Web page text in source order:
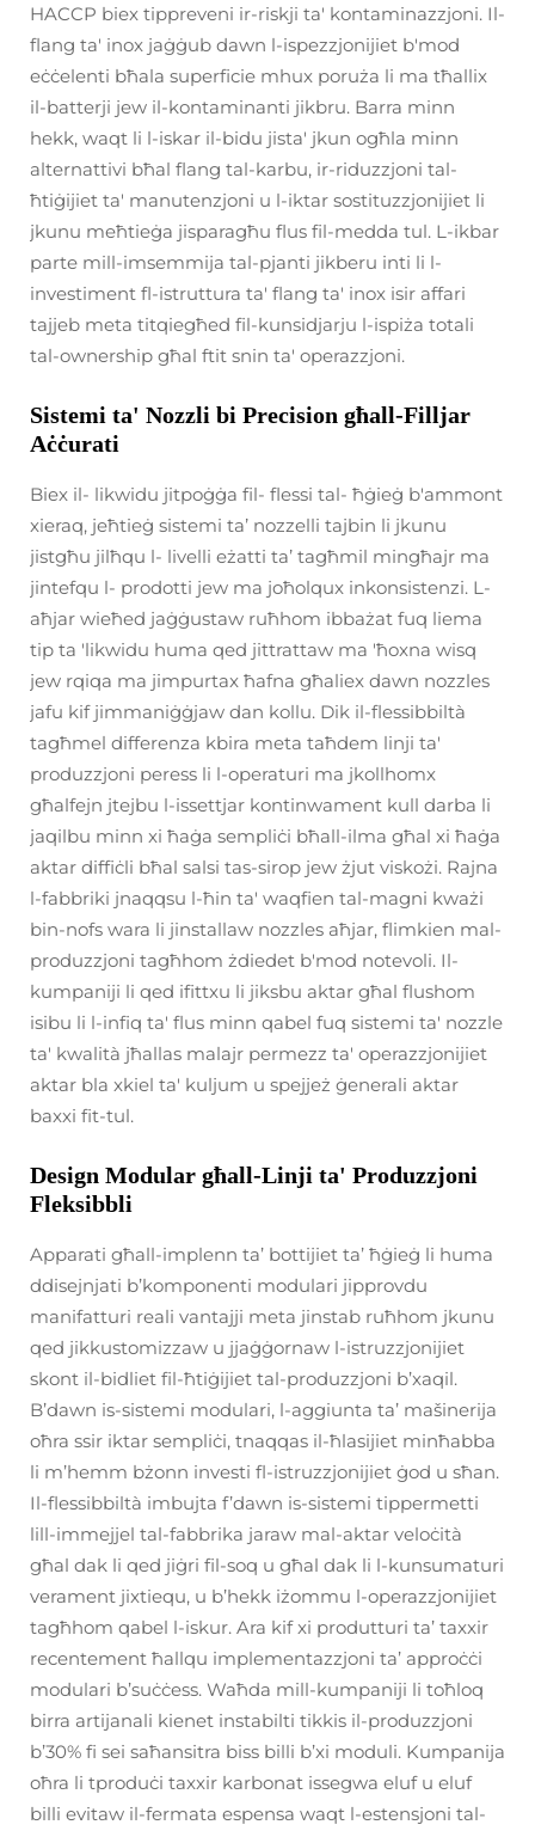
HACCP biex tippreveni ir-riskji ta' kontaminazzjoni. Il-
flang ta' inox jaġġub dawn l-ispezzjonijiet b'mod
eċċelenti bħala superficie mhux poruża li ma tħallix
il-batterji jew il-kontaminanti jikbru. Barra minn
hekk, waqt li l-iskar il-bidu jista' jkun ogħla minn
alternattivi bħal flang tal-karbu, ir-riduzzjoni tal-
ħtiġijiet ta' manutenzjoni u l-iktar sostituzzjonijiet li
jkunu meħtieġa jisparagħu flus fil-medda tul. L-ikbar
parte mill-imsemmija tal-pjanti jikberu inti li l-
investiment fl-istruttura ta' flang ta' inox isir affari
tajjeb meta titqiegħed fil-kunsidjarju l-ispiża totali
tal-ownership għal ftit snin ta' operazzjoni.
Sistemi ta' Nozzli bi Precision għall-Filljar
Aċċurati
Biex il- likwidu jitpoġġa fil- flessi tal- ħġieġ b'ammont
xieraq, jeħtieġ sistemi taʼ nozzelli tajbin li jkunu
jistgħu jilħqu l- livelli eżatti taʼ tagħmil mingħajr ma
jintefqu l- prodotti jew ma joħolqux inkonsistenzi. L-
aħjar wieħed jaġġustaw ruħhom ibbażat fuq liema
tip ta 'likwidu huma qed jittrattaw ma 'ħoxna wisq
jew rqiqa ma jimpurtax ħafna għaliex dawn nozzles
jafu kif jimmaniġġjaw dan kollu. Dik il-flessibbiltà
tagħmel differenza kbira meta taħdem linji ta'
produzzjoni peress li l-operaturi ma jkollhomx
għalfejn jtejbu l-issettjar kontinwament kull darba li
jaqilbu minn xi ħaġa sempliċi bħall-ilma għal xi ħaġa
aktar diffiċli bħal salsi tas-sirop jew żjut viskożi. Rajna
l-fabbriki jnaqqsu l-ħin ta' waqfien tal-magni kważi
bin-nofs wara li jinstallaw nozzles aħjar, flimkien mal-
produzzjoni tagħhom żdiedet b'mod notevoli. Il-
kumpaniji li qed ifittxu li jiksbu aktar għal flushom
isibu li l-infiq ta' flus minn qabel fuq sistemi ta' nozzle
ta' kwalità jħallas malajr permezz ta' operazzjonijiet
aktar bla xkiel ta' kuljum u spejjeż ġenerali aktar
baxxi fit-tul.
Design Modular għall-Linji ta' Produzzjoni
Fleksibbli
Apparati għall-implenn ta’ bottijiet ta’ ħġieġ li huma
ddisejnjati b’komponenti modulari jipprovdu
manifatturi reali vantajji meta jinstab ruħhom jkunu
qed jikkustomizzaw u jjaġġornaw l-istruzzjonijiet
skont il-bidliet fil-ħtiġijiet tal-produzzjoni b’xaqil.
B’dawn is-sistemi modulari, l-aggiunta ta’ mašinerija
oħra ssir iktar sempliċi, tnaqqas il-ħlasijiet minħabba
li m’hemm bżonn investi fl-istruzzjonijiet ġod u sħan.
Il-flessibbiltà imbujta f’dawn is-sistemi tippermetti
lill-immejjel tal-fabbrika jaraw mal-aktar veloċità
għal dak li qed jiġri fil-soq u għal dak li l-kunsumaturi
verament jixtiequ, u b’hekk iżommu l-operazzjonijiet
tagħhom qabel l-iskur. Ara kif xi produtturi ta’ taxxir
recentement ħallqu implementazzjoni ta’ approċċi
modulari b’suċċess. Waħda mill-kumpaniji li toħloq
birra artijanali kienet instabilti tikkis il-produzzjoni
b’30% fi sei saħansitra biss billi b’xi moduli. Kumpanija
oħra li tproduċi taxxir karbonat issegwa eluf u eluf
billi evitaw il-fermata espensa waqt l-estensjoni tal-